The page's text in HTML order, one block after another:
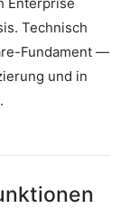
Technisch
Fundament —
und in